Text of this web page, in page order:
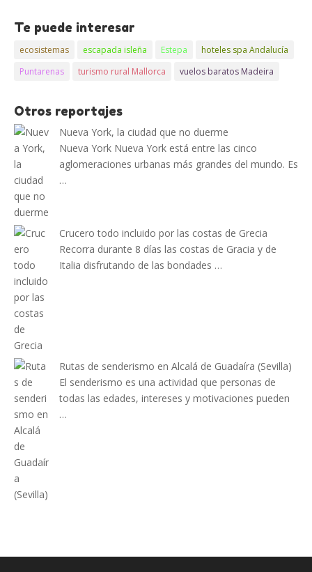
Te puede interesar
ecosistemas escapada isleña Estepa
hoteles spa Andalucía
Puntarenas
turismo rural Mallorca vuelos baratos Madeira
Otros reportajes
Nueva York, la ciudad que no duerme
Nueva York Nueva York está entre las cinco
aglomeraciones urbanas más grandes del mundo. Es
…
Crucero todo incluido por las costas de Grecia
Recorra durante 8 días las costas de Gracia y de
Italia disfrutando de las bondades …
Rutas de senderismo en Alcalá de Guadaíra (Sevilla)
El senderismo es una actividad que personas de
todas las edades, intereses y motivaciones pueden
…